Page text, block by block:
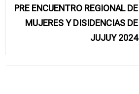
PRE ENCUENTRO REGIONAL DE
MUJERES Y DISIDENCIAS DE
JUJUY 2024